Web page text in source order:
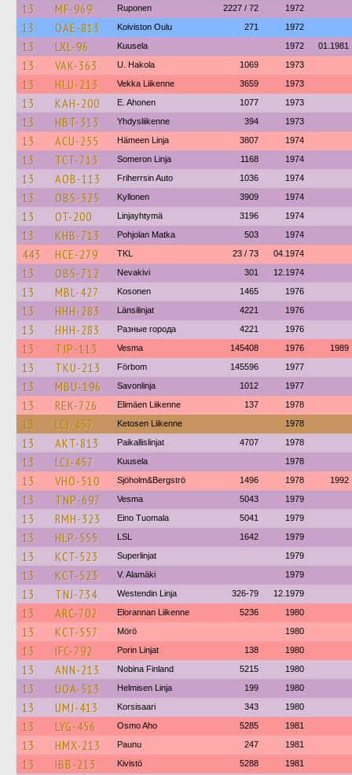
13 MF-969 Ruponen 2227 / 72 1972
13 OAE-813 Koiviston Oulu 271 1972
13 LXL-96 Kuusela 1972 01.1981
13 VAK-363 U. Hakola 1069 1973
13 HLU-213 Vekka Liikenne 3659 1973
13 KAH-200 E. Ahonen 1077 1973
13 HBT-313 Yhdysliikenne 394 1973
13 ACU-255 Hämeen Linja 3807 1974
13 TCT-713 Someron Linja 1168 1974
13 AOB-113 Friherrsin Auto 1036 1974
13 OBS-325 Kyllonen 3909 1974
13 OT-200 Linjayhtymä 3196 1974
13 KHB-713 Pohjolan Matka 503 1974
443 HCE-279 TKL 23 / 73 04.1974
13 OBS-712 Nevakivi 301 12.1974
13 MBL-427 Kosonen 1465 1976
13 HHH-283 Länsilinjat 4221 1976
13 HHH-283 Разные города 4221 1976
13 TJP-113 Vesma 145408 1976 1989
13 TKU-213 Förbom 145596 1977
13 MBU-196 Savonlinja 1012 1977
13 REK-726 Elimäen Liikenne 137 1978
13 LCJ-457 Ketosen Liikenne 1978
13 AKT-813 Paikallislinjat 4707 1978
13 LCJ-457 Kuusela 1978
13 VHO-510 Sjöholm&Bergströ 1496 1978 1992
13 TNP-697 Vesma 5043 1979
13 RMH-323 Eino Tuomala 5041 1979
13 HLP-555 LSL 1642 1979
13 KCT-523 Superlinjat 1979
13 KCT-523 V. Alamäki 1979
13 TNJ-734 Westendin Linja 326-79 12.1979
13 ARC-702 Elorannan Liikenne 5236 1980
13 KCT-557 Mörö 1980
13 IFC-792 Porin Linjat 138 1980
13 ANN-213 Nobina Finland 5215 1980
13 UOA-513 Helmisen Linja 199 1980
13 UMJ-413 Korsisaari 343 1980
13 LYG-456 Osmo Aho 5285 1981
13 HMX-213 Paunu 247 1981
13 IBB-213 Kivistö 5288 1981